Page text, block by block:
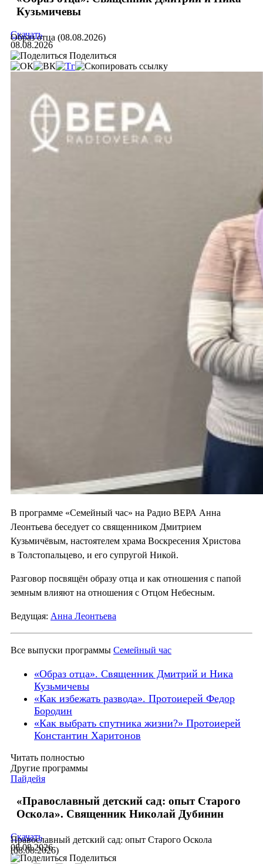
Кузьмичевы
Образ отца (08.08.2026)
Скачать
08.08.2026
Поделиться
В программе «Семейный час» на Радио ВЕРА Анна
Леонтьева беседует со священником Дмитрием
Кузьмичёвым, настоятелем храма Воскресения Христова
в Толстопальцево, и его супругой Никой.
Разговор посвящён образу отца и как отношения с папой
земным влияют на отношения с Отцом Небесным.
Ведущая: Анна Леонтьева
Все выпуски программы Семейный час
«Образ отца». Священник Дмитрий и Ника
Кузьмичевы
«Как избежать развода». Протоиерей Федор
Бородин
«Как выбрать спутника жизни?» Протоиерей
Константин Харитонов
Читать полностью
Другие программы
Пайдейя
«Православный детский сад: опыт Старого
Оскола». Священник Николай Дубинин
Православный детский сад: опыт Старого Оскола
(08.08.2026)
Скачать
08.08.2026
Поделиться